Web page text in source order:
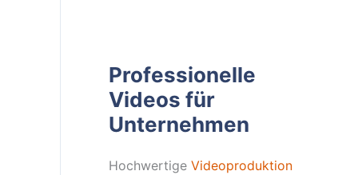
Professionelle
Videos für
Unternehmen
Hochwertige Videoproduktion